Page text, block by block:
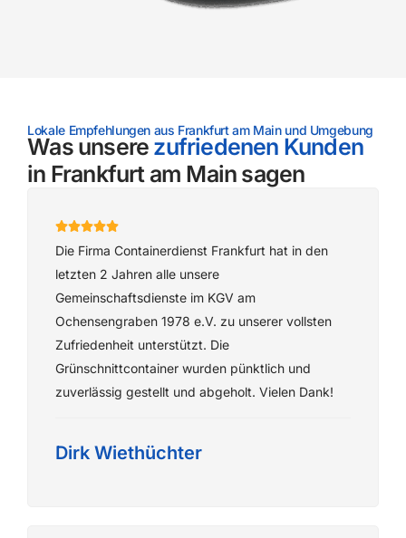
Lokale Empfehlungen aus Frankfurt am Main und Umgebung
Was unsere zufriedenen Kunden
in Frankfurt am Main sagen
Die Firma Containerdienst Frankfurt hat in den
letzten 2 Jahren alle unsere
Gemeinschaftsdienste im KGV am
Ochensengraben 1978 e.V. zu unserer vollsten
Zufriedenheit unterstützt. Die
Grünschnittcontainer wurden pünktlich und
zuverlässig gestellt und abgeholt. Vielen Dank!
Dirk Wiethüchter